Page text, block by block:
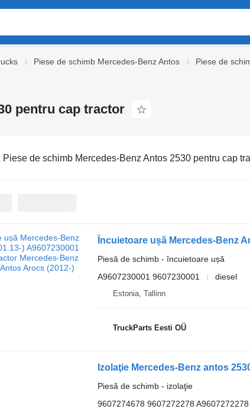
Piese de schimb Mercedes-Benz Antos
Piese de
pentru cap tractor
Piese de schimb Mercedes-Benz Antos 2530 pentru cap
Piesă de schimb - încuietoare ușă
A9607230001 9607230001
diesel
Estonia, Tallinn
TruckParts Eesti OÜ
Piesă de schimb - izolaţie
9607274678 9607272278